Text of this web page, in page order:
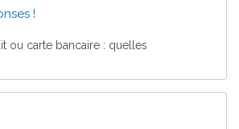
!
ou carte bancaire : quelles